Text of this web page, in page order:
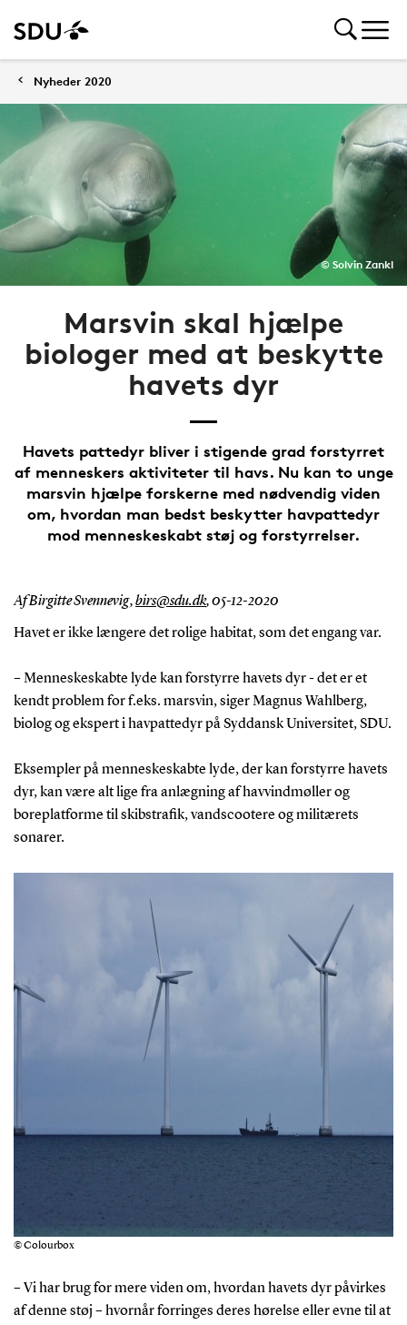
Nyheder 2020
© Solvin Zankl
Marsvin skal hjælpe
biologer med at beskytte
havets dyr
Havets pattedyr bliver i stigende grad forstyrret
af menneskers aktiviteter til havs. Nu kan to unge
marsvin hjælpe forskerne med nødvendig viden
om, hvordan man bedst beskytter havpattedyr
mod menneskeskabt støj og forstyrrelser.
Af Birgitte Svennevig,birs@sdu.dk,05-12-2020
Havet er ikke længere det rolige habitat, som det engang var.
– Menneskeskabte lyde kan forstyrre havets dyr - det er et
kendt problem for f.eks. marsvin, siger Magnus Wahlberg,
biolog og ekspert i havpattedyr på Syddansk Universitet, SDU.
Eksempler på menneskeskabte lyde, der kan forstyrre havets
dyr, kan være alt lige fra anlægning af havvindmøller og
boreplatforme til skibstrafik, vandscootere og militærets
sonarer.
© Colourbox
– Vi har brug for mere viden om, hvordan havets dyr påvirkes
af denne støj – hvornår forringes deres hørelse eller evne til at